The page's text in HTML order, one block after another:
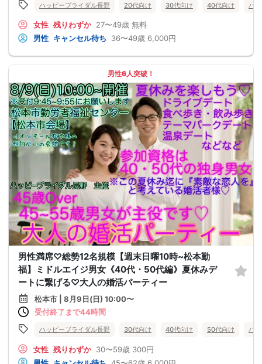
ハッピーブライダル長野 20代向け 30代向け 40代向け バ
女性 残りわずか 27〜49歳 無料
男性 キャンセル待ち 36〜49歳 6,000円
男性6人突破！
男性満席♡総勢12名規模【週末日曜10時~松本勤
福】ミドルエイジ男女《40代・50代編》夏休みデ
ートに繋げる♡大人の婚活パーティー
松本市 | 8月9日(日) 10:00〜
受付終了まで44時間
ハッピーブライダル長野 30代向け 40代向け 50代向け バ
女性 残りわずか 30〜59歳 300円